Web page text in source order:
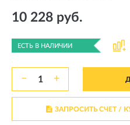
10 228 руб.
ЕСТЬ В НАЛИЧИИ
− +
ЗАПРОСИТЬ СЧЕТ /